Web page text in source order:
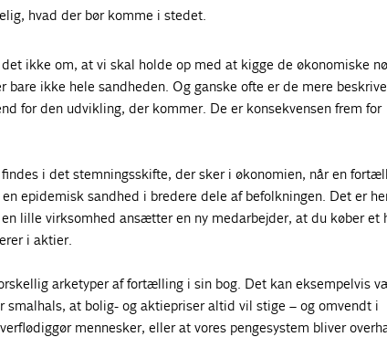
hvad der bør komme i stedet.
ikke om, at vi skal holde op med at kigge de økonomiske
ikke hele sandheden. Og ganske ofte er de mere
for den udvikling, der kommer. De er konsekvensen frem for
i det stemningsskifte, der sker i økonomien, når en
epidemisk sandhed i bredere dele af befolkningen. Det er
lille virksomhed ansætter en ny medarbejder, at du køber et
i aktier.
arketyper af fortælling i sin bog. Det kan eksempelvis
at bolig- og aktiepriser altid vil stige – og omvendt i
mennesker, eller at vores pengesystem bliver